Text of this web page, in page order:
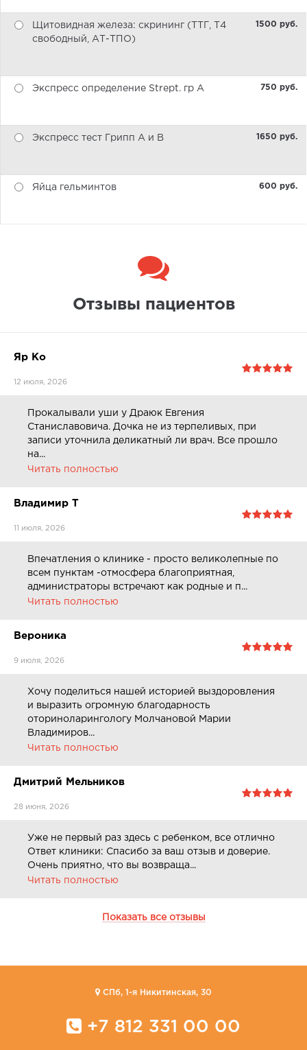
Щитовидная железа: скрининг (ТТГ, Т4
свободный, АТ-ТПО)
1500 pуб.
Экспресс определение Strept. гр А 750 pуб.
Экспресс тест Грипп А и В 1650 pуб.
Яйца гельминтов 600 pуб.
Отзывы пациентов
Яр Ко
12 июля, 2026
Прокалывали уши у Драюк Евгения
Станиславовича. Дочка не из терпеливых, при
записи уточнила деликатный ли врач. Все прошло
на...
Читать полностью
Владимир Т
11 июля, 2026
Впечатления о клинике - просто великолепные по
всем пунктам -отмосфера благоприятная,
администраторы встречают как родные и п...
Читать полностью
Вероника
9 июля, 2026
Хочу поделиться нашей историей выздоровления
и выразить огромную благодарность
оториноларингологу Молчановой Марии
Владимиров...
Читать полностью
Дмитрий Мельников
28 июня, 2026
Уже не первый раз здесь с ребенком, все отлично
Ответ клиники: Спасибо за ваш отзыв и доверие.
Очень приятно, что вы возвраща...
Читать полностью
Показать все отзывы
CПб, 1-я Никитинская, 30
+7 812 331 00 00